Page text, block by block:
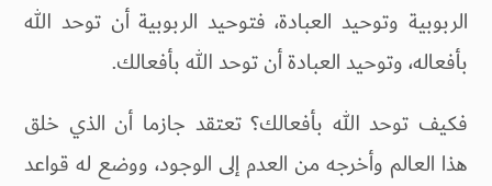
الربوبية وتوحيد العبادة، فتوحيد الربوبية أن توحد الله
بأفعاله، وتوحيد العبادة أن توحد الله بأفعالك.
فكيف توحد الله بأفعالك؟ تعتقد جازما أن الذي خلق
هذا العالم وأخرجه من العدم إلى الوجود، ووضع له قواعد